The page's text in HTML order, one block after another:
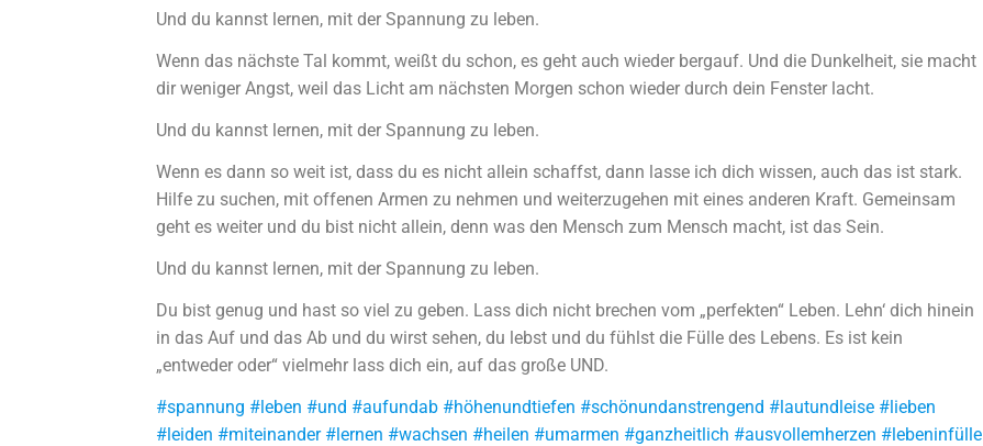
Und du kannst lernen, mit der Spannung zu leben.
Wenn das nächste Tal kommt, weißt du schon, es geht auch wieder bergauf. Und die Dunkelheit, sie macht
dir weniger Angst, weil das Licht am nächsten Morgen schon wieder durch dein Fenster lacht.
Und du kannst lernen, mit der Spannung zu leben.
Wenn es dann so weit ist, dass du es nicht allein schaffst, dann lasse ich dich wissen, auch das ist stark.
Hilfe zu suchen, mit offenen Armen zu nehmen und weiterzugehen mit eines anderen Kraft. Gemeinsam
geht es weiter und du bist nicht allein, denn was den Mensch zum Mensch macht, ist das Sein.
Und du kannst lernen, mit der Spannung zu leben.
Du bist genug und hast so viel zu geben. Lass dich nicht brechen vom „perfekten“ Leben. Lehn‘ dich hinein
in das Auf und das Ab und du wirst sehen, du lebst und du fühlst die Fülle des Lebens. Es ist kein
„entweder oder“ vielmehr lass dich ein, auf das große UND.
#spannung #leben #und #aufundab #höhenundtiefen #schönundanstrengend #lautundleise #lieben
#leiden #miteinander #lernen #wachsen #heilen #umarmen #ganzheitlich #ausvollemherzen #lebeninfülle